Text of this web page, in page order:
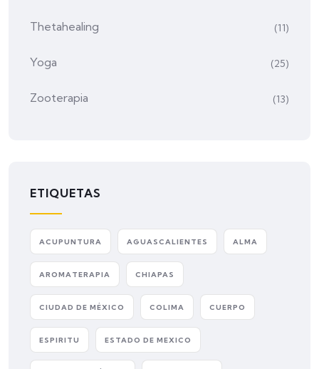
Thetahealing (11)
Yoga (25)
Zooterapia (13)
ETIQUETAS
ACUPUNTURA AGUASCALIENTES ALMA
AROMATERAPIA CHIAPAS
CIUDAD DE MÉXICO COLIMA CUERPO
ESPIRITU ESTADO DE MEXICO